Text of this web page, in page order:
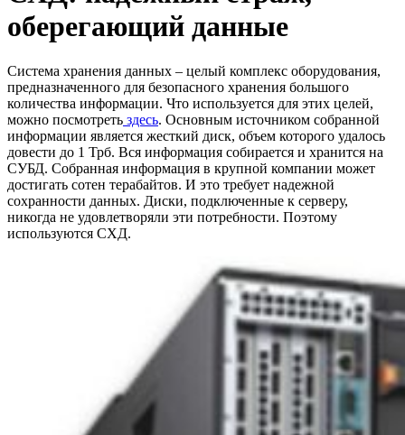
оберегающий данные
Система хранения данных – целый комплекс оборудования,
предназначенного для безопасного хранения большого
количества информации. Что используется для этих целей,
можно посмотреть здесь. Основным источником собранной
информации является жесткий диск, объем которого удалось
довести до 1 Трб. Вся информация собирается и хранится на
СУБД. Собранная информация в крупной компании может
достигать сотен терабайтов. И это требует надежной
сохранности данных. Диски, подключенные к серверу,
никогда не удовлетворяли эти потребности. Поэтому
используются СХД.